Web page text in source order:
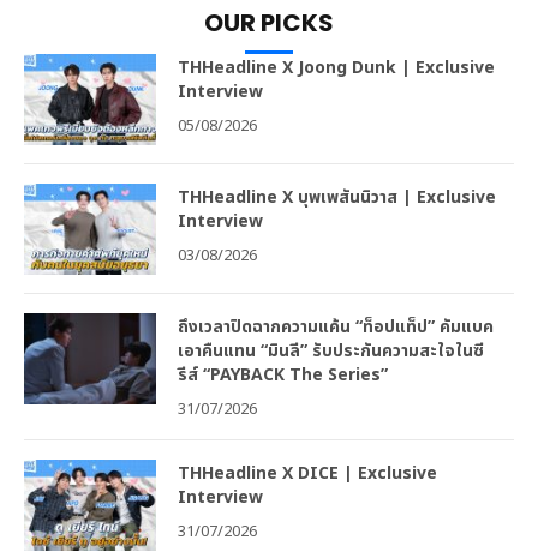
OUR PICKS
THHeadline X Joong Dunk | Exclusive
Interview
05/08/2026
THHeadline X บุพเพสันนิวาส | Exclusive
Interview
03/08/2026
ถึงเวลาปิดฉากความแค้น “ท็อปแท็ป” คัมแบค
เอาคืนแทน “มินลี” รับประกันความสะใจในซี
รีส์ “PAYBACK The Series”
31/07/2026
THHeadline X DICE | Exclusive
Interview
31/07/2026